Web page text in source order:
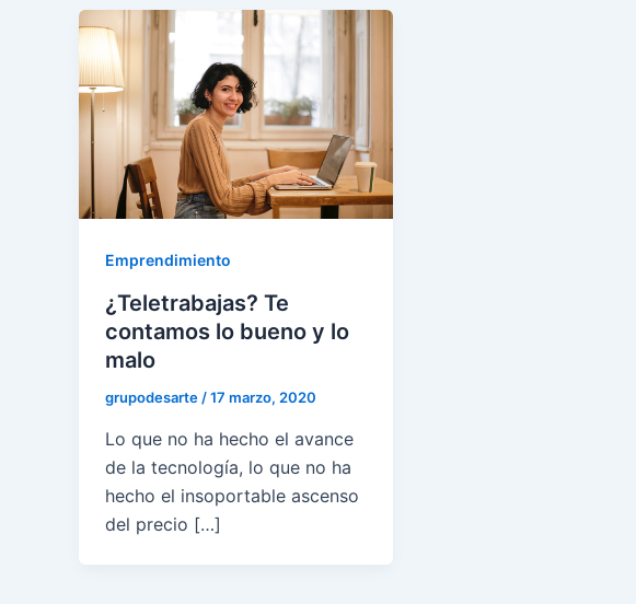
Emprendimiento
¿Teletrabajas? Te
contamos lo bueno y lo
malo
grupodesarte/17 marzo, 2020
Lo que no ha hecho el avance
de la tecnología, lo que no ha
hecho el insoportable ascenso
del precio […]